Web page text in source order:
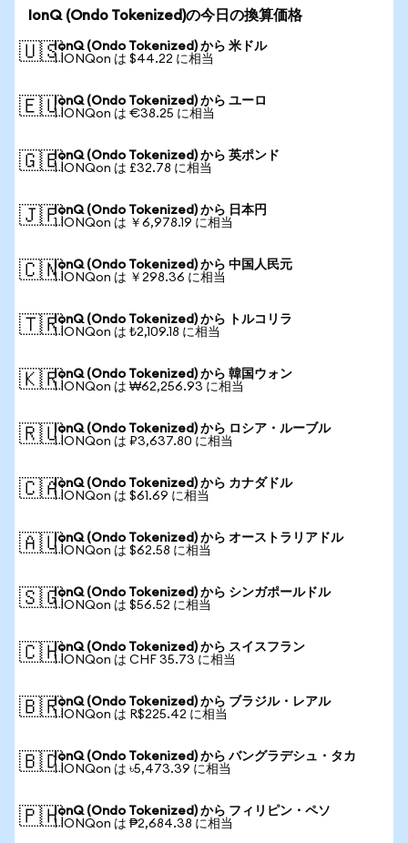
IonQ (Ondo Tokenized)の今日の換算価格
🇺🇸IonQ (Ondo Tokenized) から 米ドル
1 IONQon は $44.22 に相当
🇪🇺IonQ (Ondo Tokenized) から ユーロ
1 IONQon は €38.25 に相当
🇬🇧IonQ (Ondo Tokenized) から 英ポンド
1 IONQon は £32.78 に相当
🇯🇵IonQ (Ondo Tokenized) から 日本円
1 IONQon は ￥6,978.19 に相当
🇨🇳IonQ (Ondo Tokenized) から 中国人民元
1 IONQon は ￥298.36 に相当
🇹🇷IonQ (Ondo Tokenized) から トルコリラ
1 IONQon は ₺2,109.18 に相当
🇰🇷IonQ (Ondo Tokenized) から 韓国ウォン
1 IONQon は ₩62,256.93 に相当
🇷🇺IonQ (Ondo Tokenized) から ロシア・ルーブル
1 IONQon は ₽3,637.80 に相当
🇨🇦IonQ (Ondo Tokenized) から カナダドル
1 IONQon は $61.69 に相当
🇦🇺IonQ (Ondo Tokenized) から オーストラリアドル
1 IONQon は $62.58 に相当
🇸🇬IonQ (Ondo Tokenized) から シンガポールドル
1 IONQon は $56.52 に相当
🇨🇭IonQ (Ondo Tokenized) から スイスフラン
1 IONQon は CHF 35.73 に相当
🇧🇷IonQ (Ondo Tokenized) から ブラジル・レアル
1 IONQon は R$225.42 に相当
🇧🇩IonQ (Ondo Tokenized) から バングラデシュ・タカ
1 IONQon は ৳5,473.39 に相当
🇵🇭IonQ (Ondo Tokenized) から フィリピン・ペソ
1 IONQon は ₱2,684.38 に相当